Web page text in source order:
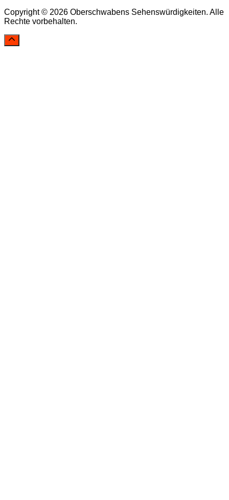
Copyright © 2026 Oberschwabens Sehenswürdigkeiten. Alle
Rechte vorbehalten.